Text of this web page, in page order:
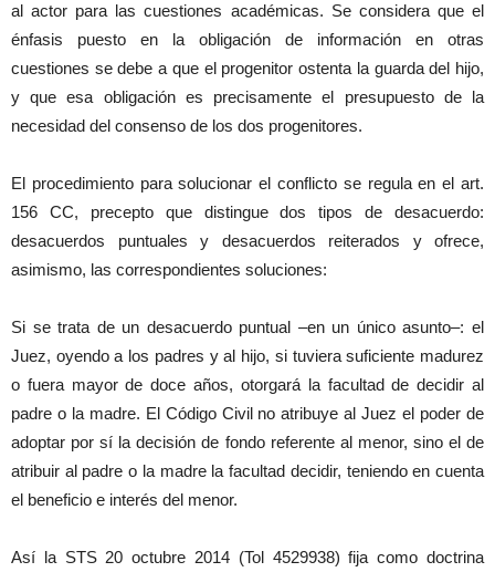
al actor para las cuestiones académicas. Se considera que el
énfasis puesto en la obligación de información en otras
cuestiones se debe a que el progenitor ostenta la guarda del hijo,
y que esa obligación es precisamente el presupuesto de la
necesidad del consenso de los dos progenitores.
El procedimiento para solucionar el conflicto se regula en el art.
156 CC, precepto que distingue dos tipos de desacuerdo:
desacuerdos puntuales y desacuerdos reiterados y ofrece,
asimismo, las correspondientes soluciones:
Si se trata de un desacuerdo puntual –en un único asunto–: el
Juez, oyendo a los padres y al hijo, si tuviera suficiente madurez
o fuera mayor de doce años, otorgará la facultad de decidir al
padre o la madre. El Código Civil no atribuye al Juez el poder de
adoptar por sí la decisión de fondo referente al menor, sino el de
atribuir al padre o la madre la facultad decidir, teniendo en cuenta
el beneficio e interés del menor.
Así la STS 20 octubre 2014 (Tol 4529938) fija como doctrina